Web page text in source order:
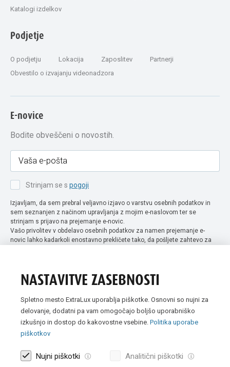
Katalogi izdelkov
Podjetje
O podjetju Lokacija Zaposlitev
Partnerji
Obvestilo o izvajanju videonadzora
E-novice
Bodite obveščeni o novostih.
Strinjam se s pogoji
Izjavljam, da sem prebral veljavno izjavo o varstvu osebnih podatkov in
sem seznanjen z načinom upravljanja z mojim e-naslovom ter se
strinjam s prijavo na prejemanje e-novic.
Vašo privolitev v obdelavo osebnih podatkov za namen prejemanje e-
novic lahko kadarkoli enostavno prekličete tako, da pošljete zahtevo za
NASTAVITVE ZASEBNOSTI
Spletno mesto ExtraLux uporablja piškotke. Osnovni so nujni za
delovanje, dodatni pa vam omogočajo boljšo uporabniško
izkušnjo in dostop do kakovostne vsebine. Politika uporabe
piškotkov
Nujni piškotki Analitični piškotki